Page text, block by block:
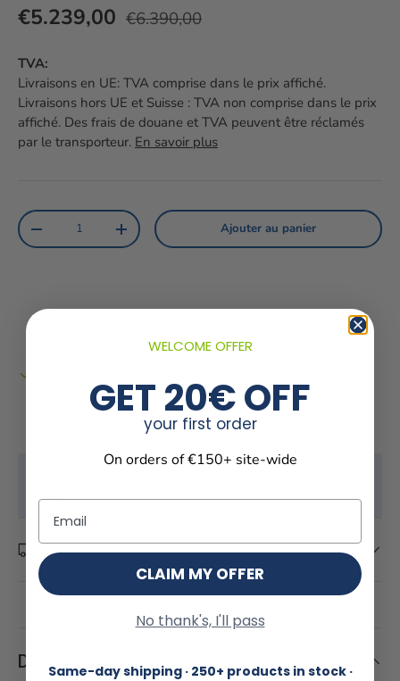
Prix soldé
€5.239,00 Prix habituel
€6.390,00
TVA:
Livraisons en UE: TVA comprise dans le prix affiché.
Livraisons hors UE et Suisse : TVA non comprise dans le prix
affiché. Des frais de douane et TVA peuvent être réclamés
par le transporteur. En savoir plus
Qté
Diminuer la quantitéAugmenter la quantitéAjouter au panier
Habituellement prête en 1 heure
Voir les informations de la boutique
Livraison et retour
Description
WELCOME OFFER
GET 20€ OFF
your first order
On orders of €150+ site-wide
Email
CLAIM MY OFFER
No thank's, I'll pass
Same-day shipping · 250+ products in stock ·